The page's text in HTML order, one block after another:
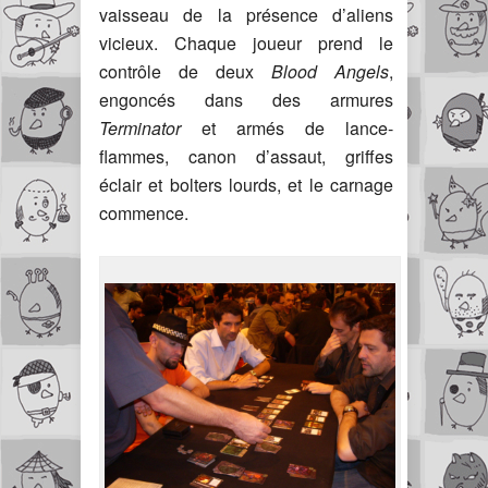
vaisseau de la présence d’aliens
vicieux. Chaque joueur prend le
contrôle de deux Blood Angels,
engoncés dans des armures
Terminator et armés de lance-
flammes, canon d’assaut, griffes
éclair et bolters lourds, et le carnage
commence.